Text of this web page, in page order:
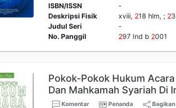
ISBN/ISSN
-
Deskripsi Fisik
xviii, 218 hlm, ; 2
Judul Seri
-
No. Panggil
297 Ind b 2001
Pokok-Pokok Hukum
Dan Mahkamah Syariah Di
Komentar Penanda Bagikan